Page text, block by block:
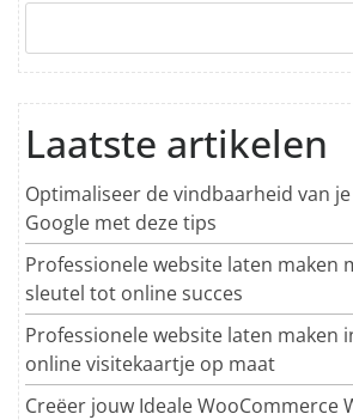
Laatste artikelen
Optimaliseer de vindbaarheid van
Google met deze tips
Professionele website laten maken
sleutel tot online succes
Professionele website laten maken
online visitekaartje op maat
Creëer jouw Ideale WooCommerce